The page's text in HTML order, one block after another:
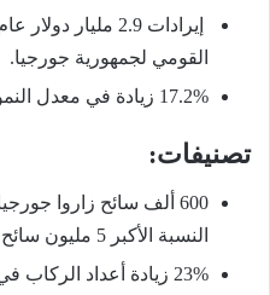
إيرادات 2.9 مليار دولار
عام
القومي لجمهورية جورجيا.
17.2% زيادة في معدل النمو السياحي عن 2017
تصنيفات:
النسبة الأكبر 5 مليون سائح أتوا جواً
23% زيادة أعداد